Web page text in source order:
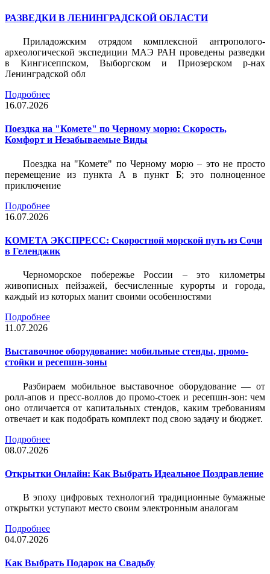
РАЗВЕДКИ В ЛЕНИНГРАДСКОЙ ОБЛАСТИ
Приладожским отрядом комплексной антрополого-
археологической экспедиции МАЭ РАН проведены разведки
в Кингисеппском, Выборгском и Приозерском р-нах
Ленинградской обл
Подробнее
16.07.2026
Поездка на "Комете" по Черному морю: Скорость,
Комфорт и Незабываемые Виды
Поездка на "Комете" по Черному морю – это не просто
перемещение из пункта А в пункт Б; это полноценное
приключение
Подробнее
16.07.2026
КОМЕТА ЭКСПРЕСС: Скоростной морской путь из Сочи
в Геленджик
Черноморское побережье России – это километры
живописных пейзажей, бесчисленные курорты и города,
каждый из которых манит своими особенностями
Подробнее
11.07.2026
Выставочное оборудование: мобильные стенды, промо-
стойки и ресепшн-зоны
Разбираем мобильное выставочное оборудование — от
ролл-апов и пресс-воллов до промо-стоек и ресепшн-зон: чем
оно отличается от капитальных стендов, каким требованиям
отвечает и как подобрать комплект под свою задачу и бюджет.
Подробнее
08.07.2026
Открытки Онлайн: Как Выбрать Идеальное Поздравление
В эпоху цифровых технологий традиционные бумажные
открытки уступают место своим электронным аналогам
Подробнее
04.07.2026
Как Выбрать Подарок на Свадьбу